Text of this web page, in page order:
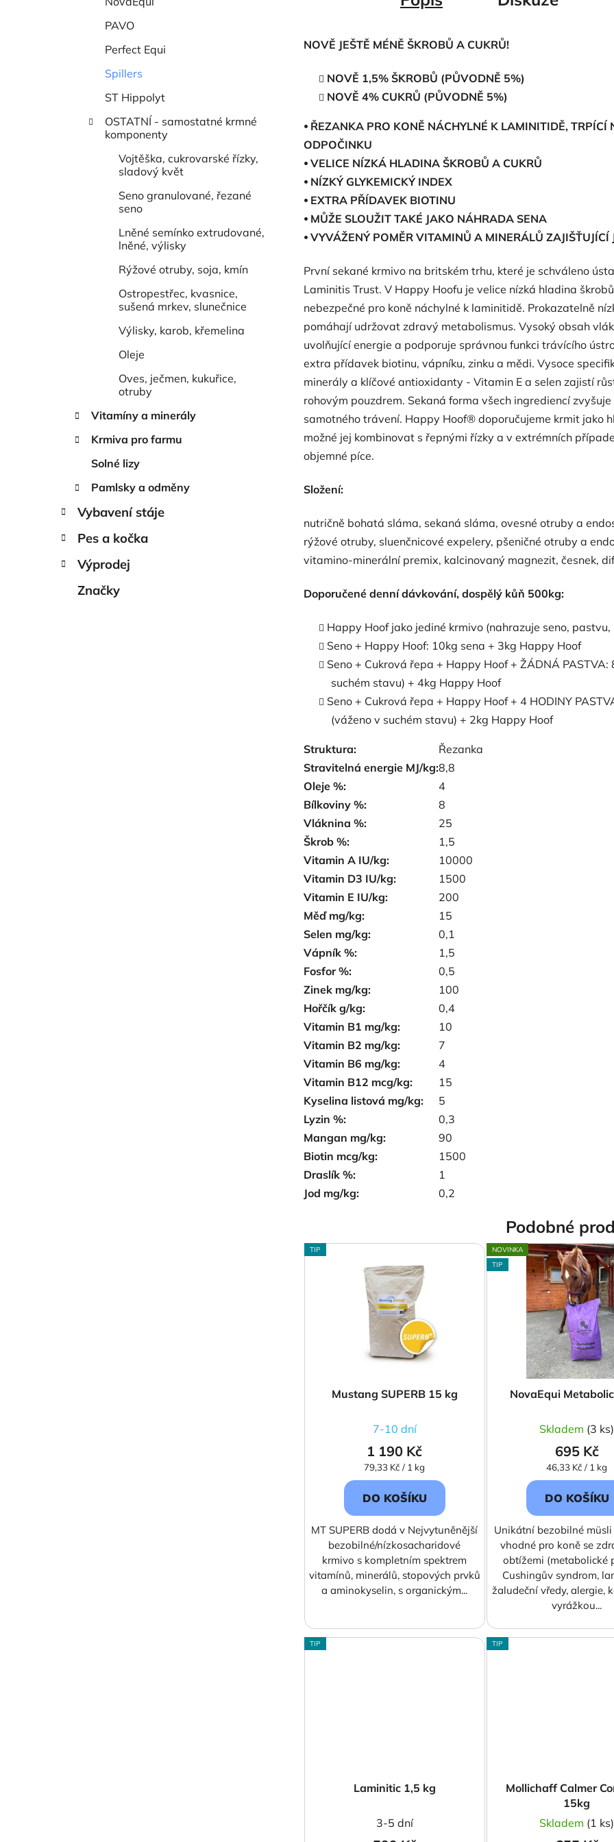
PAVO
Perfect Equi
Spillers
ST Hippolyt
OSTATNÍ - samostatné krmné
komponenty
Vojtěška, cukrovarské řízky,
sladový květ
Seno granulované, řezané
seno
Lněné semínko extrudované,
lněné, výlisky
Rýžové otruby, soja, kmín
Ostropestřec, kvasnice,
sušená mrkev, slunečnice
Výlisky, karob, křemelina
Oleje
Oves, ječmen, kukuřice,
otruby
Vitamíny a minerály
Krmiva pro farmu
Solné lizy
Pamlsky a odměny
Vybavení stáje
Pes a kočka
Výprodej
Značky
NOVĚ JEŠTĚ MÉNĚ ŠKROBŮ A CUKRŮ!
NOVĚ 1,5% ŠKROBŮ (PŮVODNĚ 5%)
NOVĚ 4% CUKRŮ (PŮVODNĚ 5%)
⦁ ŘEZANKA PRO KONĚ NÁCHYLNÉ K LAMINITIDĚ,
ODPOČINKU
⦁ VELICE NÍZKÁ HLADINA ŠKROBŮ A CUKRŮ
⦁ NÍZKÝ GLYKEMICKÝ INDEX
⦁ EXTRA PŘÍDAVEK BIOTINU
⦁ MŮŽE SLOUŽIT TAKÉ JAKO NÁHRADA SENA
⦁ VYVÁŽENÝ POMĚR VITAMINŮ A MINERÁLŮ
První sekané krmivo na britském trhu, které je schváleno
Laminitis Trust. V Happy Hoofu je velice nízká hladina
nebezpečné pro koně náchylné k laminitidě. Prokazatelně
pomáhají udržovat zdravý metabolismus. Vysoký obsah
uvolňující energie a podporuje správnou funkci trávícího
extra přídavek biotinu, vápníku, zinku a mědi. Vysoce
minerály a klíčové antioxidanty - Vitamin E a selen zajistí
rohovým pouzdrem. Sekaná forma všech ingrediencí
samotného trávení. Happy Hoof® doporučujeme krmit jako
možné jej kombinovat s řepnými řízky a v extrémních
objemné píce.
Složení:
nutričně bohatá sláma, sekaná sláma, ovesné otruby a
rýžové otruby, sluenčnicové expelery, pšeničné otruby a
vitamino-minerální premix, kalcinovaný magnezit, česnek,
Doporučené denní dávkování, dospělý kůň 500kg:
Happy Hoof jako jediné krmivo (nahrazuje seno,
Seno + Happy Hoof: 10kg sena + 3kg Happy Hoof
Seno + Cukrová řepa + Happy Hoof + ŽÁDNÁ
suchém stavu) + 4kg Happy Hoof
Seno + Cukrová řepa + Happy Hoof + 4 HODINY
(váženo v suchém stavu) + 2kg Happy Hoof
Struktura:
Řezanka
Stravitelná energie MJ/kg:8,8
Oleje %:
4
Bílkoviny %:
8
Vláknina %:
25
Škrob %:
1,5
Vitamin A IU/kg:
10000
Vitamin D3 IU/kg:
1500
Vitamin E IU/kg:
200
Měď mg/kg:
15
Selen mg/kg:
0,1
Vápník %:
1,5
Fosfor %:
0,5
Zinek mg/kg:
100
Hořčík g/kg:
0,4
Vitamin B1 mg/kg:
10
Vitamin B2 mg/kg:
7
Vitamin B6 mg/kg:
4
Vitamin B12 mcg/kg:
15
Kyselina listová mg/kg:
5
Lyzin %:
0,3
Mangan mg/kg:
90
Biotin mcg/kg:
1500
Draslík %:
1
Jod mg/kg:
0,2
Podobné
TIP
Mustang SUPERB 15 kg
7-10 dní
1 190 Kč
Měrná
cena:
79,33 Kč / 1 kg
DO KOŠÍKU
MT SUPERB dodá v Nejvytuněnější
bezobilné/nízkosacharidové
krmivo s kompletním spektrem
vitamínů, minerálů, stopových prvků
a aminokyselin, s organickým...
NOVINKA
TIP
NovaEqui
Skladem (3 ks)
695 Kč
Měrná
cena:
46,33 Kč / 1 kg
DO KOŠÍKU
Unikátní bezobilné
vhodné pro koně se
obtížemi (metabolické
Cushingův syndrom,
žaludeční vředy, alergie,
vyrážkou...
TIP
Laminitic 1,5 kg
3-5 dní
TIP
Mollichaff Calmer
15kg
Skladem (1 ks)